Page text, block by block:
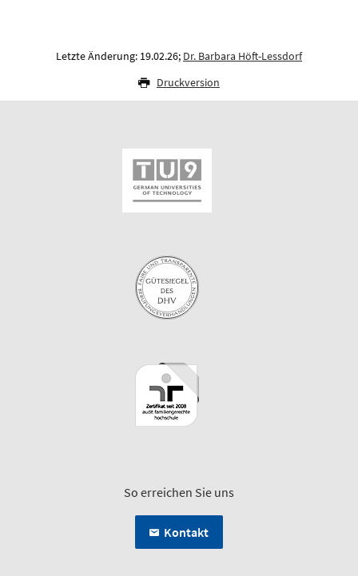
Letzte Änderung: 19.02.26; Dr. Barbara Höft-Lessdorf
Druckversion
So erreichen Sie uns
Kontakt